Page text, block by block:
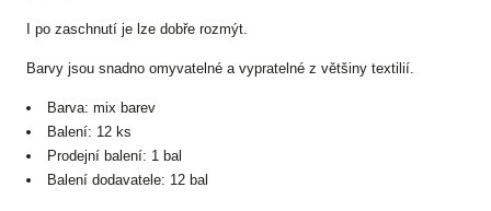
I po zaschnutí je lze dobře rozmýt.
Barvy jsou snadno omyvatelné a vypratelné z většiny textilií.
Barva: mix barev
Balení: 12 ks
Prodejní balení: 1 bal
Balení dodavatele: 12 bal